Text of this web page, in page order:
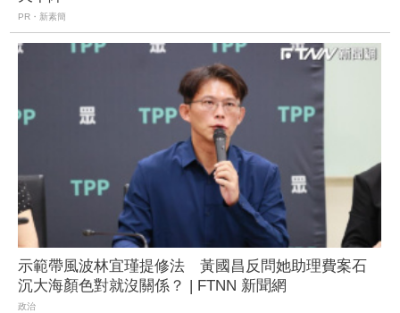
PR・新素簡
示範帶風波林宜瑾提修法 黃國昌反問她助理費案石
沉大海顏色對就沒關係？ | FTNN 新聞網
政治